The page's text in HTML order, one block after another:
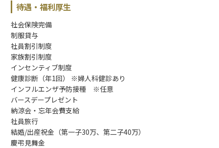
待遇・福利厚生
社会保険完備
制服貸与
社員割引制度
家族割引制度
インセンティブ制度
健康診断（年1回） ※婦人科健診あり
インフルエンザ予防接種 ※任意
バースデープレゼント
納涼会・忘年会費支給
社員旅行
結婚/出産祝金（第一子30万、第二子40万）
慶弔見舞金